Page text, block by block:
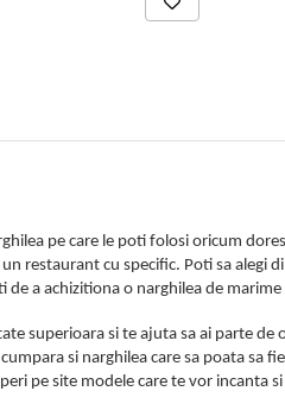
pe care le poti folosi oricum
restaurant cu specific. Poti sa alegi
a achizitiona o narghilea de
superioara si te ajuta sa ai parte
si narghilea care sa poata sa
pe site modele care te vor incanta